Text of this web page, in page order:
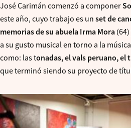
José Carimán comenzó a componer
este año, cuyo trabajo es un set de
memorias de su abuela Irma Mora
a su gusto musical en torno a la
como: las tonadas, el vals peruano, el
que terminó siendo su proyecto de